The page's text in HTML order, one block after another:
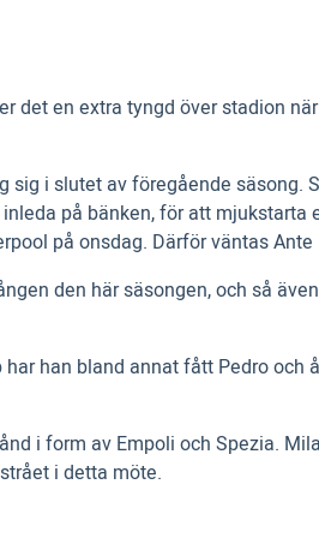
en extra tyngd över stadion
sig i slutet av föregående säsong.
på bänken, för att
på onsdag. Därför väntas
den här säsongen, och så
han bland annat fått Pedro
i form av Empoli och Spezia.
i detta möte.